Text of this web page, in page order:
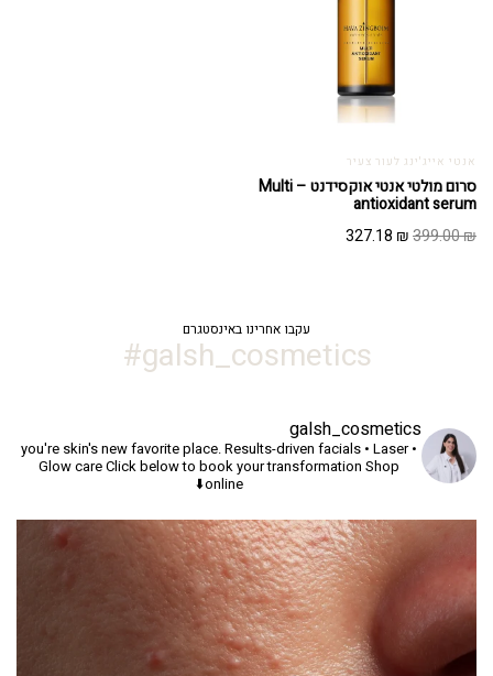
אנטי אייג'ינג לעור צעיר
סרום מולטי אנטי אוקסידנט – Multi
antioxidant serum
399.00₪
המחיר327.18 ₪
המחיר
עקבו אחרינו באינסטגרם
galsh_cosmetics#
galsh_cosmetics
you're skin's new favorite place.Results-driven facials • Laser •
Glow careClick below to book your transformation Shop
online⬇️